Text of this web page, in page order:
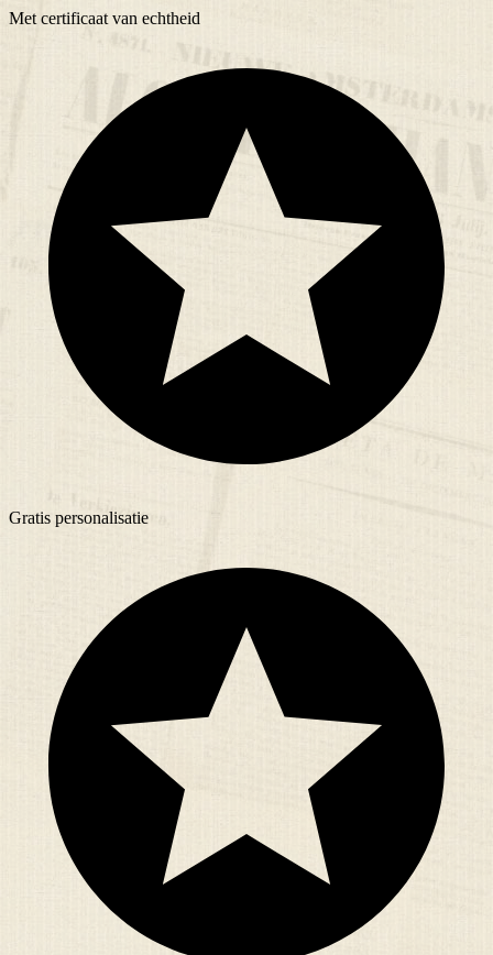
Met certificaat van echtheid
Gratis personalisatie